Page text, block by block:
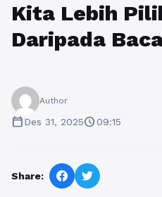
Kita Lebih
Daripada
Author
calendar_todayDes 31, 2025schedule09:15
Share: